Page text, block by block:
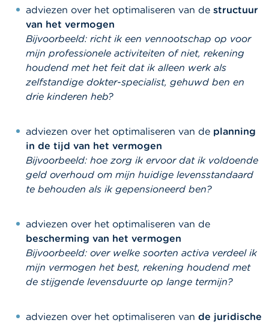
adviezen over het optimaliseren van de structuur
van het vermogen
Bijvoorbeeld: richt ik een vennootschap op voor
mijn professionele activiteiten of niet, rekening
houdend met het feit dat ik alleen werk als
zelfstandige dokter-specialist, gehuwd ben en
drie kinderen heb?
adviezen over het optimaliseren van de planning
in de tijd van het vermogen
Bijvoorbeeld: hoe zorg ik ervoor dat ik voldoende
geld overhoud om mijn huidige levensstandaard
te behouden als ik gepensioneerd ben?
adviezen over het optimaliseren van de
bescherming van het vermogen
Bijvoorbeeld: over welke soorten activa verdeel ik
mijn vermogen het best, rekening houdend met
de stijgende levensduurte op lange termijn?
adviezen over het optimaliseren van de juridische